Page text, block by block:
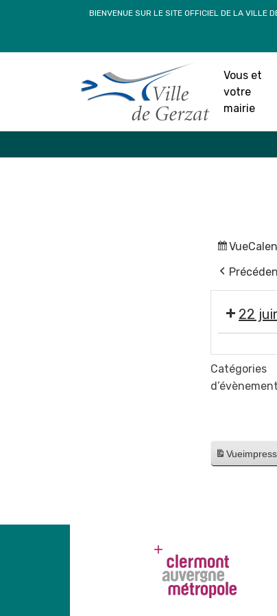
BIENVENUE SUR LE SITE OFFICIEL DE LA VILLE
Vous et
votre
mairie
Vue
22
🎶
Gala
Catégories
d’évènement
Vue